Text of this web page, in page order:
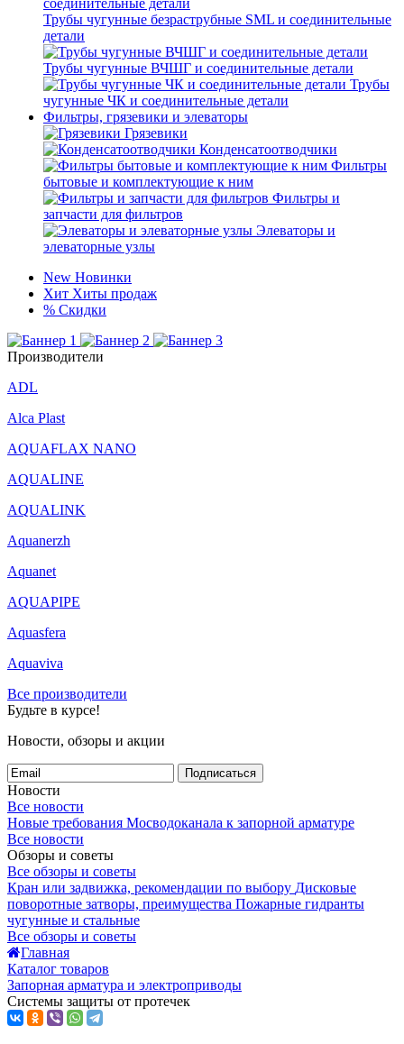
Трубы чугунные безраструбные SML и соединительные
детали
Трубы чугунные ВЧШГ и соединительные детали
Трубы
чугунные ЧК и соединительные детали
Фильтры, грязевики и элеваторы
Грязевики
Конденсатоотводчики
Фильтры
бытовые и комплектующие к ним
Фильтры и
запчасти для фильтров
Элеваторы и
элеваторные узлы
New Новинки
Хит Хиты продаж
% Скидки
Производители
ADL
Alca Plast
AQUAFLAX NANO
AQUALINE
AQUALINK
Aquanerzh
Aquanet
AQUAPIPE
Aquasfera
Aquaviva
Все производители
Будьте в курсе!
Новости, обзоры и акции
Подписаться
Новости
Все новости
Новые требования Мосводоканала к запорной арматуре
Все новости
Обзоры и советы
Все обзоры и советы
Кран или задвижка, рекомендации по выбору Дисковые
поворотные затворы, преимущества Пожарные гидранты
чугунные и стальные
Все обзоры и советы
Главная
Каталог товаров
Запорная арматура и электроприводы
Системы защиты от протечек